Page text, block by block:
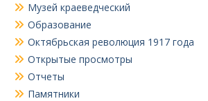
Музей краеведческий
Образование
Октябрьская революция 1917 года
Открытые просмотры
Отчеты
Памятники